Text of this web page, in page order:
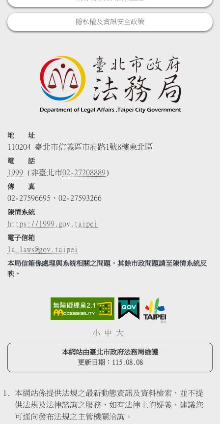
隱私權及資訊安全政策
地 址
110204 臺北市信義區市府路1號8樓東北區
電 話
1999 (非臺北市02-27208889)
傳 真
02-27596695、02-27593266
陳情系統
https://1999.gov.taipei
電子信箱
la_laws@gov.taipei
本局信箱係處理與系統相關之問題，其餘市政問題請至陳情系統反
映。
小 中 大
本網站由臺北市政府法務局維護
更新日期： 115.08.08
本網站係提供法規之最新動態資訊及資料檢索，並不提
供法規及法律諮詢之服務，如有法律上的疑義，建議您
可逕向發布法規之主管機關洽詢。